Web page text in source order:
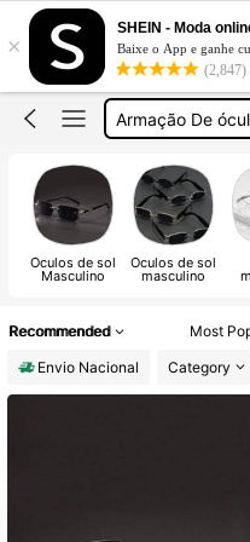
×
SHEIN - Moda
Baixe o App e ganhe
(2,847)
óculos Masculino
Oculos De Sol
óculos De Sol
Óculos de sol
Masculino
Óculos de sol
masculino
Recommended Most
Envio Nacional
Category